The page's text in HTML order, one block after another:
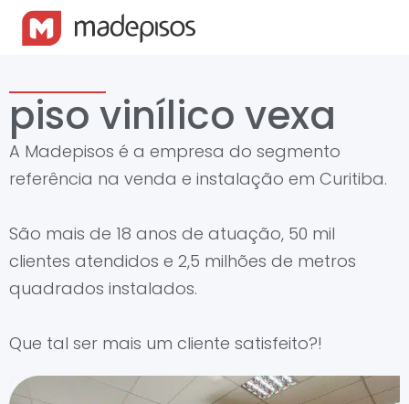
piso vinílico vexa
A Madepisos é a empresa do segmento
referência na venda e instalação em Curitiba.
São mais de 18 anos de atuação, 50 mil
clientes atendidos e 2,5 milhões de metros
quadrados instalados.
Que tal ser mais um cliente satisfeito?!